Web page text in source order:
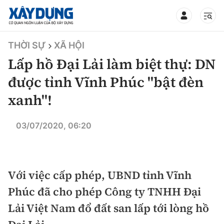
TIN BỘ XÂY DỰNG
CHUYÊN MỤC
Mới nhất
Chính trị
Xã hội
Xây dựng
Chỉ đạo điều hành
Giao thông
THỜI SỰ XÃ HỘI
Lấp hồ Đại Lải làm biệt thự: DN
được tỉnh Vĩnh Phúc "bật đèn
xanh"!
03/07/2020, 06:20
Với việc cấp phép, UBND tỉnh Vĩnh
Phúc đã cho phép Công ty TNHH Đại
Lải Việt Nam đổ đất san lấp tới lòng hồ